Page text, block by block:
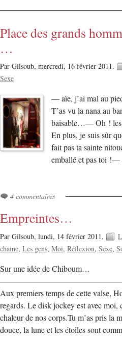
Place des grands
…
Par Gilsoub, mercredi, 16 février 2011.
Sexe
— aïe, j’ai mal au
T’as vu la nana au
baisable…— Oh ! les
En plus, je suis sûr
fait pas ta sainte
emballé et pas toi
4 commentaires
Empreintes…
Par Gilsoub, lundi, 14 février 2011.
chaine Les gens Moi Réflexion Sexe
Sur une idée de Chiboum…
Aux premiers temps de cette valse,
regards. Le disk jockey est avec moi,
chaleur de nos corps.Tu m’as pris la
douce, la lune et les étoiles sont